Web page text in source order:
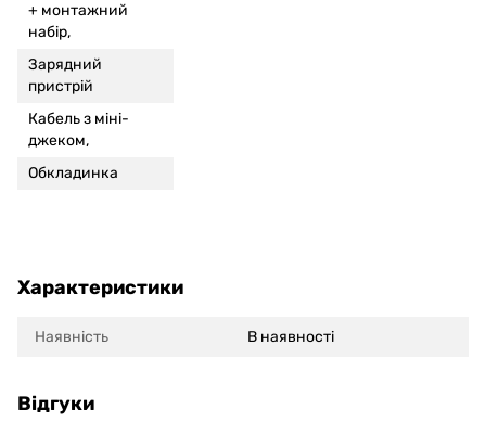
+ монтажний
набір,
Зарядний
пристрій
Кабель з міні-
джеком,
Обкладинка
Характеристики
Наявність В наявності
Відгуки